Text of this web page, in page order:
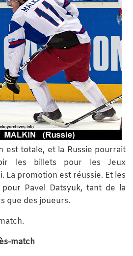
est totale, et la Russie pourrait
les billets pour les Jeux
La promotion est réussie. Et les
Pavel Datsyuk, tant de la
que des joueurs.
match